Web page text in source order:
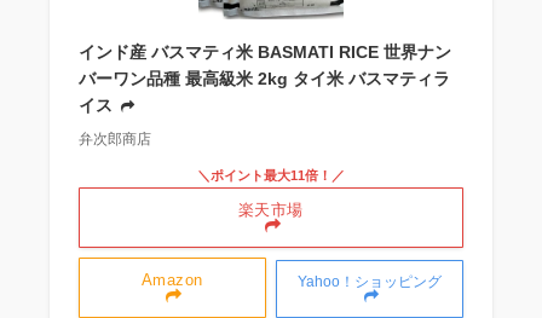
インド産 バスマティ米 BASMATI RICE 世界ナン
バーワン品種 最高級米 2kg タイ米 バスマティラ
イス
弁次郎商店
Amazon
＼ポイント最大11倍！／
楽天市場
Yahoo！ショッピング